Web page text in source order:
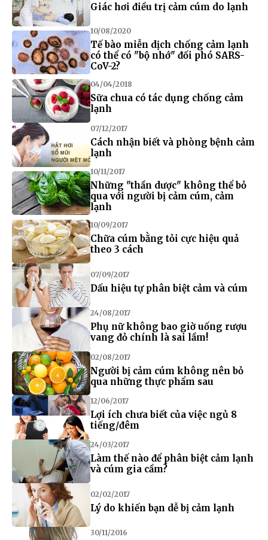
Giác hơi điều trị cảm cúm do lạnh
10/08/2020
Tế bào miễn dịch chống cảm lạnh
có thể có "bộ nhớ" đối phó SARS-
CoV-2?
04/04/2018
Sữa chua có tác dụng chống cảm
lạnh
07/12/2017
Cách nhận biết và phòng bệnh cảm
lạnh
10/11/2017
Những "thần dược" không thể bỏ
qua với người bị cảm cúm, cảm
lạnh
10/09/2017
Chữa cúm bằng tỏi cực hiệu quả
theo 3 cách
07/09/2017
Dấu hiệu tự phân biệt cảm và cúm
24/08/2017
Phụ nữ không bao giờ uống rượu
vang đỏ chính là sai lầm!
02/08/2017
Người bị cảm cúm không nên bỏ
qua những thực phẩm sau
12/06/2017
Lợi ích chưa biết của việc ngủ 8
tiếng/đêm
24/03/2017
Làm thế nào để phân biệt cảm lạnh
và cúm gia cầm?
02/02/2017
Lý do khiến bạn dễ bị cảm lạnh
30/11/2016